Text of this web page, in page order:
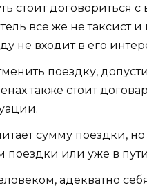
стоит договориться с
все же не таксист
не входит в его
поездку,
также стоит
сумму поездки,
поездки или уже в
адекватно